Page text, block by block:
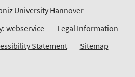
University Hannover
webservice
Legal Information
Statement Sitemap